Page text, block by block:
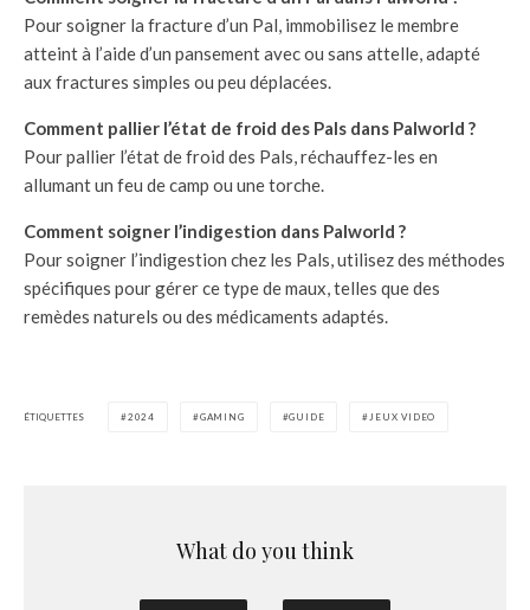
Pour soigner la fracture d’un Pal, immobilisez le membre
atteint à l’aide d’un pansement avec ou sans attelle, adapté
aux fractures simples ou peu déplacées.
Comment pallier l’état de froid des Pals dans Palworld ?
Pour pallier l’état de froid des Pals, réchauffez-les en
allumant un feu de camp ou une torche.
Comment soigner l’indigestion dans Palworld ?
Pour soigner l’indigestion chez les Pals, utilisez des méthodes
spécifiques pour gérer ce type de maux, telles que des
remèdes naturels ou des médicaments adaptés.
ÉTIQUETTES 2024 GAMING GUIDE JEUX VIDEO
What do you think